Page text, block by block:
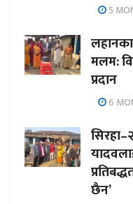
5
लहानका
मलम:
प्रदान
6
छैन’